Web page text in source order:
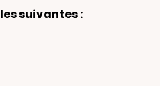
suivantes :